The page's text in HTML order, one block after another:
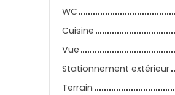
WC
Cuisine
Vue
Stationnement extérieur
Terrain